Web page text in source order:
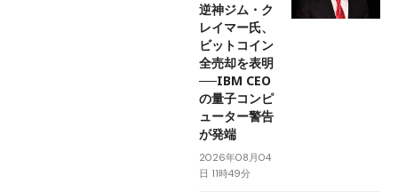
逆神ジム・ク
レイマー氏、
ビットコイン
全売却を表明
──IBM CEO
の量子コンピ
ューター警告
が発端
2026年08月04
日 11時49分